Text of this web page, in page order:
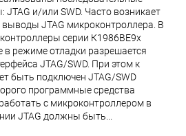
и/или SWD. Часто возникает
выводы JTAG микроконтроллера. В
серии К1986ВЕ9х
в режиме отладки разрешается
JTAG/SWD. При этом к
быть подключен JTAG/SWD
программные средства
с микроконтроллером в
JTAG должны быть...